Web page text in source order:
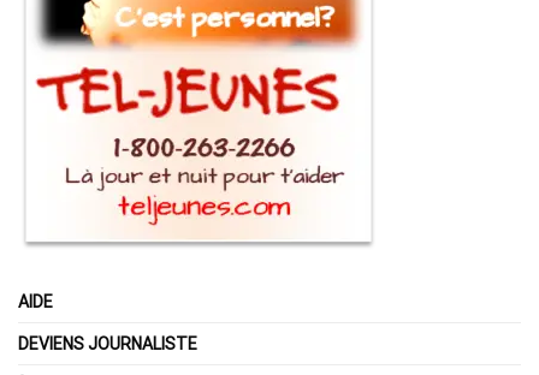
AIDE
DEVIENS JOURNALISTE